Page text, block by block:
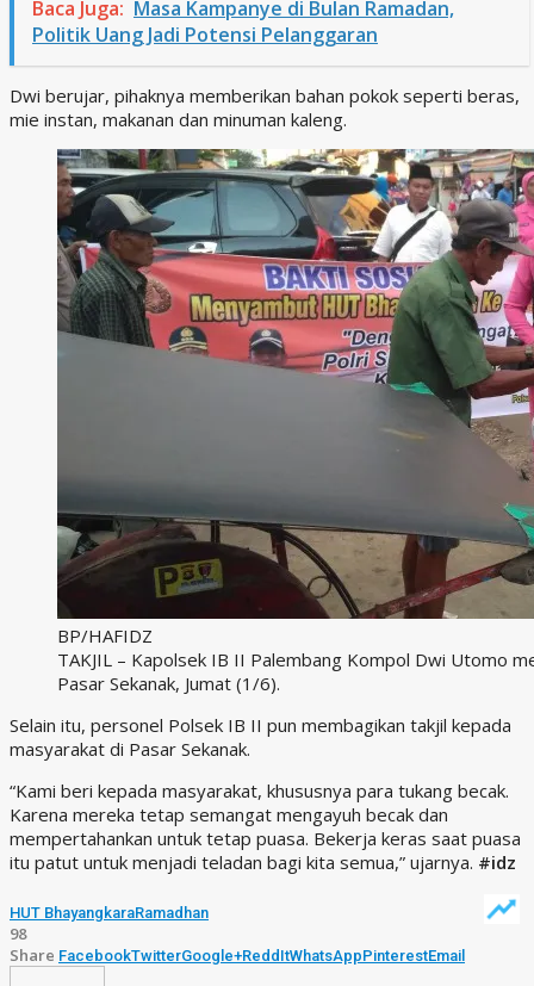
Baca Juga: Masa Kampanye di Bulan Ramadan,
Politik Uang Jadi Potensi Pelanggaran
Dwi berujar, pihaknya memberikan bahan pokok seperti beras,
mie instan, makanan dan minuman kaleng.
BP/HAFIDZ
TAKJIL – Kapolsek IB II Palembang Kompol Dwi Utomo
Pasar Sekanak, Jumat (1/6).
Selain itu, personel Polsek IB II pun membagikan takjil kepada
masyarakat di Pasar Sekanak.
“Kami beri kepada masyarakat, khususnya para tukang becak.
Karena mereka tetap semangat mengayuh becak dan
mempertahankan untuk tetap puasa. Bekerja keras saat puasa
itu patut untuk menjadi teladan bagi kita semua,” ujarnya. #idz
HUT BhayangkaraRamadhan
98
Share FacebookTwitterGoogle+ReddItWhatsAppPinterestEmail